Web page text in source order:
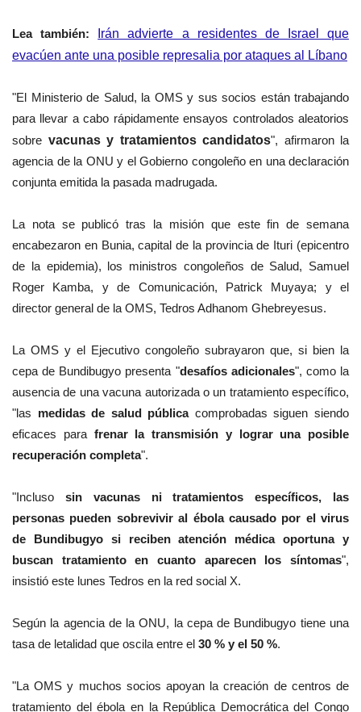
Lea también:
Irán advierte a residentes de Israel que
evacúen ante una posible represalia por ataques al Líbano
"El Ministerio de Salud, la OMS y sus socios están trabajando
para llevar a cabo rápidamente ensayos controlados aleatorios
sobre vacunas y tratamientos candidatos", afirmaron la
agencia de la ONU y el Gobierno congoleño en una declaración
conjunta emitida la pasada madrugada.
La nota se publicó tras la misión que este fin de semana
encabezaron en Bunia, capital de la provincia de Ituri (epicentro
de la epidemia), los ministros congoleños de Salud, Samuel
Roger Kamba, y de Comunicación, Patrick Muyaya; y el
director general de la OMS, Tedros Adhanom Ghebreyesus.
La OMS y el Ejecutivo congoleño subrayaron que, si bien la
cepa de Bundibugyo presenta "desafíos adicionales", como la
ausencia de una vacuna autorizada o un tratamiento específico,
"las medidas de salud públicacomprobadas siguen siendo
eficaces para frenar la transmisión y lograr una posible
recuperación completa".
"Incluso sin vacunas ni tratamientos específicos, las
personas pueden sobrevivir al ébola causado por el virus
de Bundibugyo si reciben atención médica oportuna y
buscan tratamiento en cuanto aparecen los síntomas",
insistió este lunes Tedros en la red social X.
Según la agencia de la ONU, la cepa de Bundibugyo tiene una
tasa de letalidad que oscila entre el 30 % y el 50 %.
"La OMS y muchos socios apoyan la creación de centros de
tratamiento del ébola en la República Democrática del Congo